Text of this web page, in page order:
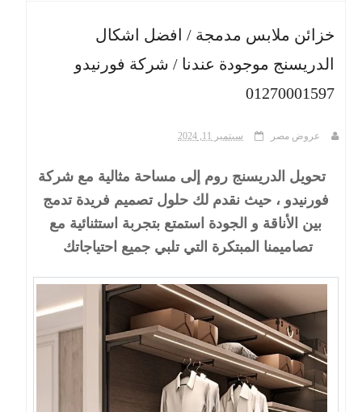
خزائن ملابس مدمجة / افضل اشكال
الدريسنج موجودة عندنا / شركة فورنيدو
01270001597
عروض مصر سبتمبر 11, 2024
تحويل الدريسنج روم إلى مساحة مثالية مع شركة
فورنيدو ، حيث نقدم لك حلول تصميم فريدة تدمج
بين الأناقة و الجودة استمتع بتجربة استثنائية مع
تصاميمنا المبتكرة التي تلبي جميع احتياجاتك